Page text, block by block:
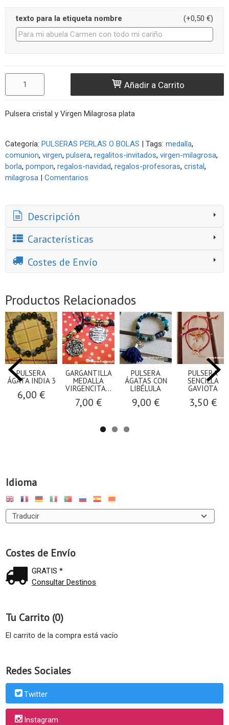
Idioma
Costes de Envío
GRATIS *
Consultar Destinos
Tu Carrito (0)
El carrito de la compra está vacío
Redes Sociales
Twitter
Instagram
texto para la etiqueta nombre (+0,50 €)
Añadir a Carrito
Pulsera cristal y Virgen Milagrosa plata
Categoría: PULSERAS PERLAS O BOLAS | Tags: medalla
comunion virgen pulsera regalitos-invitados virgen-milagrosa
borla pompon regalos-navidad regalos-profesoras cristal
milagrosa | Comentarios
Descripción
Características
Costes de Envío
Productos Relacionados
PULSERA
ÁGATA INDIA 3
6,00 €
GARGANTILLA
MEDALLA
VIRGENCITA...
7,00 €
PULSERA
ÁGATAS CON
LIBÉLULA
9,00 €
PULSERA
SENCILLA
GAVIOTA
3,50 €